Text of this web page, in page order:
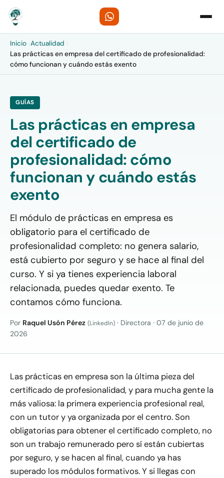
Inicio ›Actualidad ›
Las prácticas en empresa del certificado de profesionalidad:
cómo funcionan y cuándo estás exento
GUÍAS
Las prácticas en empresa
del certificado de
profesionalidad: cómo
funcionan y cuándo estás
exento
El módulo de prácticas en empresa es
obligatorio para el certificado de
profesionalidad completo: no genera salario,
está cubierto por seguro y se hace al final del
curso. Y si ya tienes experiencia laboral
relacionada, puedes quedar exento. Te
contamos cómo funciona.
Por Raquel Usón Pérez (LinkedIn) · Directora · 07 de junio de
2026
Las prácticas en empresa son la última pieza del
certificado de profesionalidad, y para mucha gente la
más valiosa: la primera experiencia profesional real,
con un tutor y ya organizada por el centro. Son
obligatorias para obtener el certificado completo, no
son un trabajo remunerado pero sí están cubiertas
por seguro, y se hacen al final, cuando ya has
superado los módulos formativos. Y si llegas con